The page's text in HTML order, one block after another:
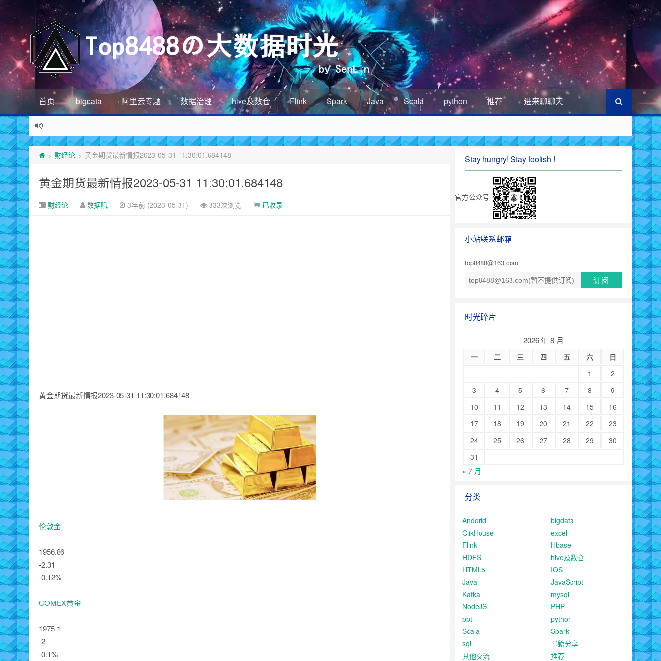
首页 bigdata 阿里云专题 数据治理 hive及数仓 Flink Spark Java Scala python 推荐 进来聊聊天
> 财经论 > 黄金期货最新情报2023-05-31 11:30:01.684148
黄金期货最新情报2023-05-31 11:30:01.684148
财经论 数据赋 3年前 (2023-05-31) 333次浏览 已收录
黄金期货最新情报2023-05-31 11:30:01.684148
伦敦金
1956.86
-2.31
-0.12%
COMEX黄金
1975.1
-2
-0.1%
Stay hungry! Stay foolish !
官方公众号
小站联系邮箱
top8488@163.com
时光碎片
2026 年 8 月
一 二 三 四 五 六
日
1
2
3
4 5 6 7 8
9
10
11 12 13 14 15
16
17
18 19 20 21 22
23
24
25 26 27 28 29
30
31
« 7 月
分类
Andorid
bigdata
ClikHouse
excel
Flink
Hbase
HDFS
hive及数仓
HTML5
IOS
Java
JavaScript
Kafka
mysql
NodeJS
PHP
ppt
python
Scala
Spark
sql
书籍分享
其他交流
推荐